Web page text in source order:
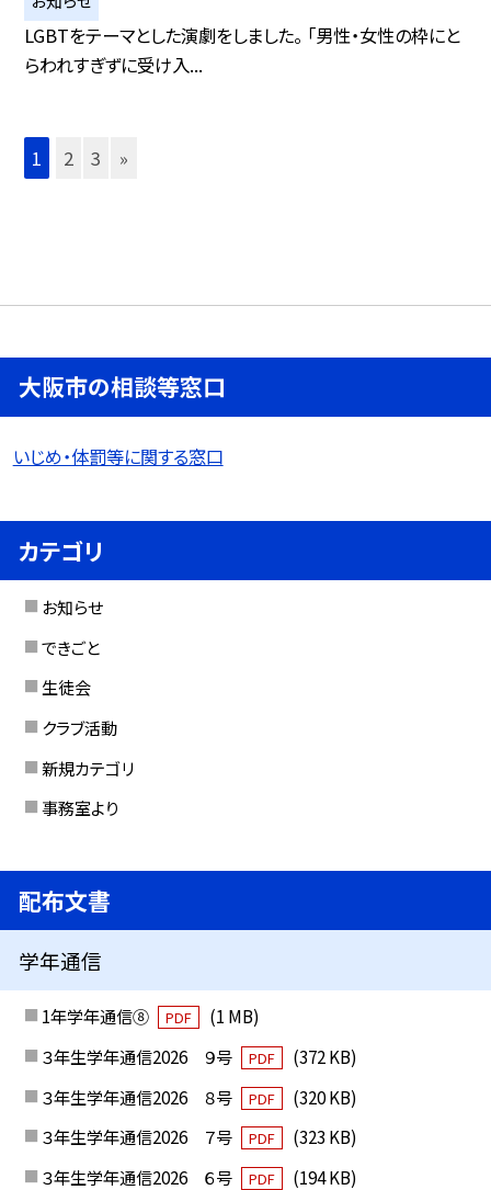
LGBTをテーマとした演劇をしました。 「男性・女性の枠にと
らわれすぎずに受け入...
1 2 3 »
大阪市の相談等窓口
いじめ・体罰等に関する窓口
カテゴリ
お知らせ
できごと
生徒会
クラブ活動
新規カテゴリ
事務室より
配布文書
学年通信
1年学年通信⑧ PDF
(1 MB)
３年生学年通信2026 ９号
PDF
(372 KB)
３年生学年通信2026 ８号
PDF
(320 KB)
３年生学年通信2026 ７号
PDF
(323 KB)
３年生学年通信2026 ６号
PDF
(194 KB)